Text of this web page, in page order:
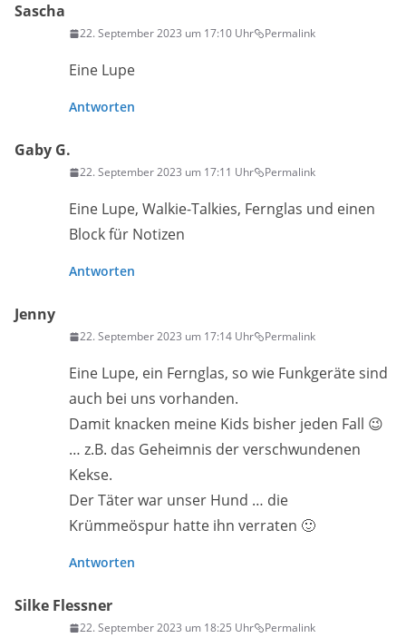
Sascha
22. September 2023 um 17:10 Uhr Permalink
Eine Lupe
Antworten
Gaby G.
22. September 2023 um 17:11 Uhr Permalink
Eine Lupe, Walkie-Talkies, Fernglas und einen
Block für Notizen
Antworten
Jenny
22. September 2023 um 17:14 Uhr Permalink
Eine Lupe, ein Fernglas, so wie Funkgeräte sind
auch bei uns vorhanden.
Damit knacken meine Kids bisher jeden Fall 😉
… z.B. das Geheimnis der verschwundenen
Kekse.
Der Täter war unser Hund … die
Krümmeöspur hatte ihn verraten 🙂
Antworten
Silke Flessner
22. September 2023 um 18:25 Uhr Permalink